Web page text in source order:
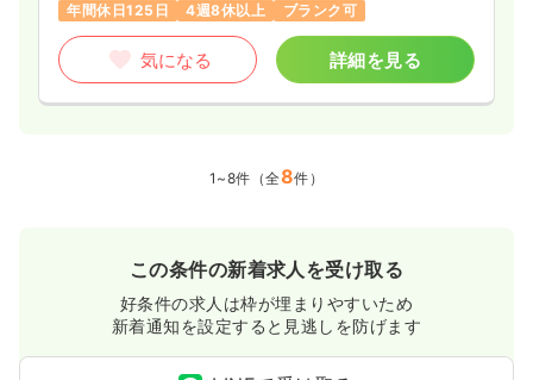
※配置される病棟によっては
9:30～18:00、10:30～19:00の遅番あり
年間休日125日 4週8休以上 ブランク可
気になる 詳細を見る
1~8件（全8件）
この条件の新着求人を受け取る
好条件の求人は枠が埋まりやすいため
新着通知を設定すると見逃しを防げます